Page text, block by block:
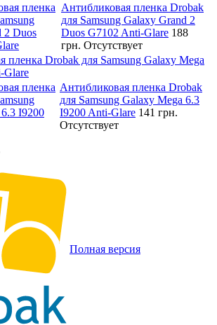
Антибликовая пленка Drobak
для Samsung Galaxy Grand 2
Duos G7102 Anti-Glare 188
грн. Отсутствует
пленка Drobak для Samsung Galaxy Mega
Glare
Антибликовая пленка Drobak
для Samsung Galaxy Mega 6.3
I9200 Anti-Glare 141 грн.
Отсутствует
Полная версия